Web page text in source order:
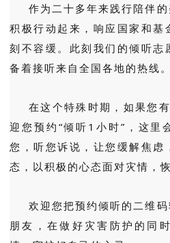
作为二十多年来践行陪伴
积极行动起来，响应国家和基
刻不容缓。此刻我们的倾听志
备着接听来自全国各地的热线。
在这个特殊时期，如果您
迎您预约“倾听1小时”，这里
您，听您诉说，让您缓解焦虑
态，以积极的心态面对灾情，
欢迎您把预约倾听的二维
朋友，在做好灾害防护的同